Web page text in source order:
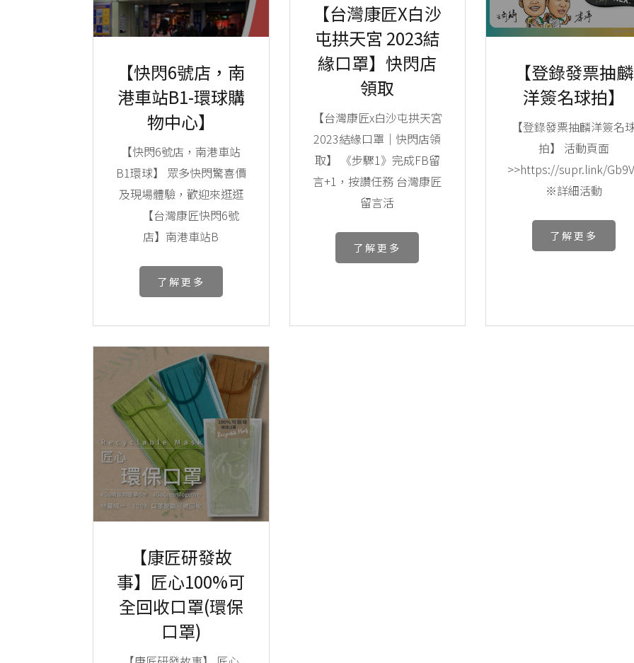
【快閃6號店，南
港車站B1-環球購
物中心】
【快閃6號店，南港車站
B1環球】 眾多快閃驚喜價
及現場體驗，歡迎來逛逛
⠀⠀ 【台灣康匠快閃6號
店】南港車站B
了解更多
【台灣康匠x白沙
屯拱天宮 2023結
緣口罩】快閃店
領取
【台灣康匠x白沙屯拱天宮
2023結緣口罩｜快閃店領
取】 《步驟1》完成FB留
言+1，按讚任務 台灣康匠
留言活
了解更多
【登錄發票抽麟
洋簽名球拍】
【登錄發票抽麟洋簽名
拍】 活動頁面
>>https://supr.link/
※詳細活動
了解更多
【康匠研發故
事】匠心100%可
全回收口罩(環保
口罩)